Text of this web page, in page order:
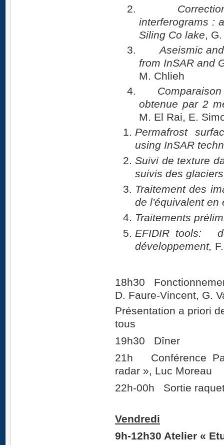
2.
interferograms :
Siling Co lake,
3.Aseismic
from InSAR and
M. Chlieh
4.
obtenue par 2
M. El Rai, E.
Permafrost
using InSAR
Suivi de texture
suivis des
Traitement des
de l'équivalent en
Traitements
développement,
18h30
D. Faure-Vincent, G.
Présentation a priori
tous
19h30 Dîner
21h Conférence Part
radar », Luc Moreau
22h-00h Sortie
Vendredi
9h-12h30 Atelier «